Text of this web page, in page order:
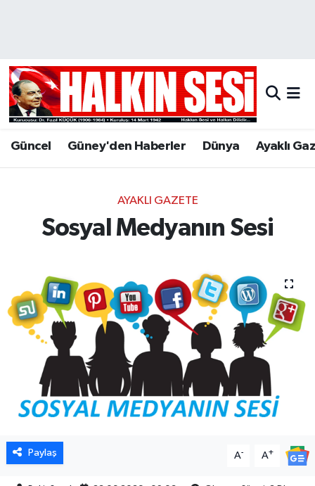
Güncel Güney'den Haberler Dünya Ayaklı
AYAKLI GAZETE
Sosyal Medyanın Sesi
Paylaş A- A+
Hava Durumu
Trafik Durumu
Tüm Manşetler
Son Dakika Haberleri